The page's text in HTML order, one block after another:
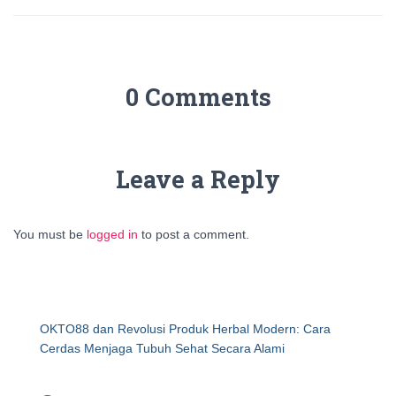
0 Comments
Leave a Reply
You must be logged in to post a comment.
OKTO88 dan Revolusi Produk Herbal Modern: Cara
Cerdas Menjaga Tubuh Sehat Secara Alami